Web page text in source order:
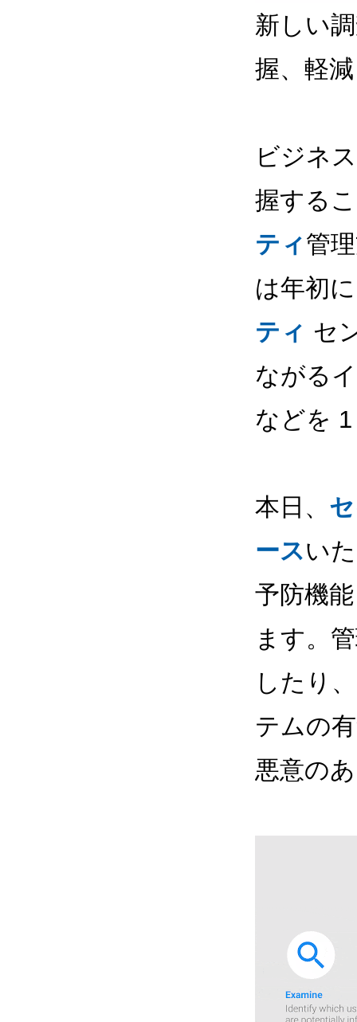
新しい
握、軽減
ビジネ
握する
ティ管
は年初
ティ セ
ながる
などを
本日、
ースい
予防機
ます。
したり
テムの
悪意の